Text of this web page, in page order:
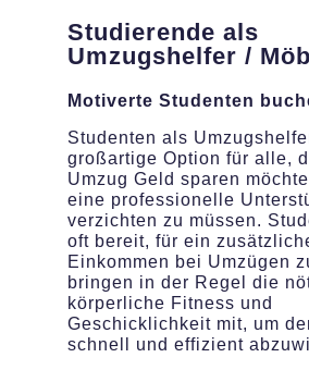
Studierende als
Umzugshelfer /
Motiverte Studenten
Studenten als
großartige Option für alle,
Umzug Geld sparen
eine professionelle
verzichten zu müssen.
oft bereit, für ein
Einkommen bei Umzügen
bringen in der Regel die
körperliche Fitness und
Geschicklichkeit mit, um
schnell und effizient